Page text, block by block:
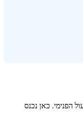
הפנימי. כאן נכנס